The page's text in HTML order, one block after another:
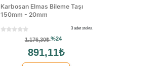
Karbosan Elmas Bileme Taşı
150mm - 20mm
3 adet stokta
1.176,30₺%24
891,11₺